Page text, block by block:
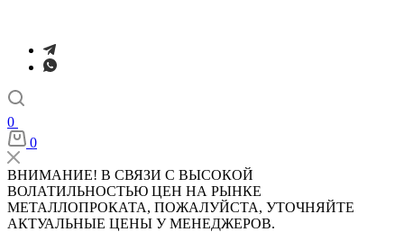
0
0
ВНИМАНИЕ! В СВЯЗИ С ВЫСОКОЙ
ВОЛАТИЛЬНОСТЬЮ ЦЕН НА РЫНКЕ
МЕТАЛЛОПРОКАТА, ПОЖАЛУЙСТА, УТОЧНЯЙТЕ
АКТУАЛЬНЫЕ ЦЕНЫ У МЕНЕДЖЕРОВ.